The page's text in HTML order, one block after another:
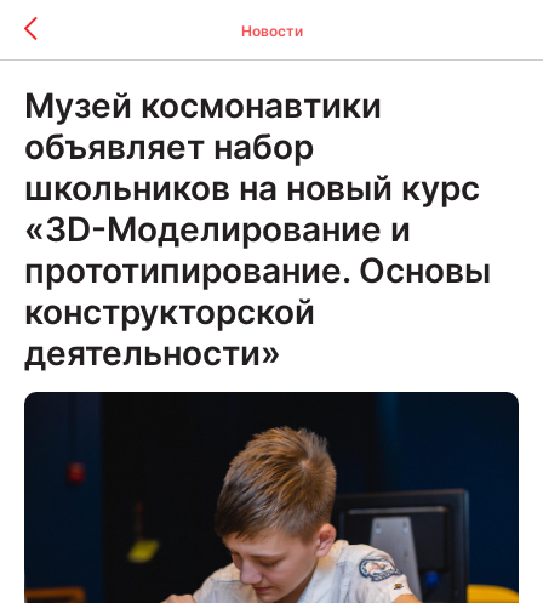
Новости
Музей космонавтики
объявляет набор
школьников на новый курс
«3D-Моделирование и
прототипирование. Основы
конструкторской
деятельности»